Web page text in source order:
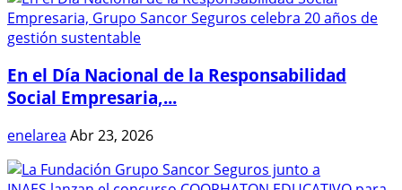
En el Día Nacional de la Responsabilidad
Social Empresaria,...
enelarea Abr 23, 2026